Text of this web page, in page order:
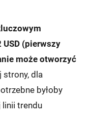
(pierwszy
może otworzyć
strony, dla
byłoby
linii trendu